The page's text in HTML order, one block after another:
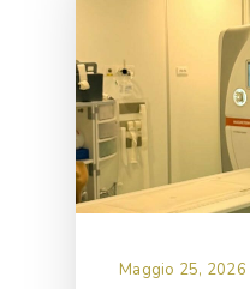
Ottobre 2023
Settembre 2023
Luglio 2023
Maggio 2023
Gennaio 2023
Maggio 25, 2026